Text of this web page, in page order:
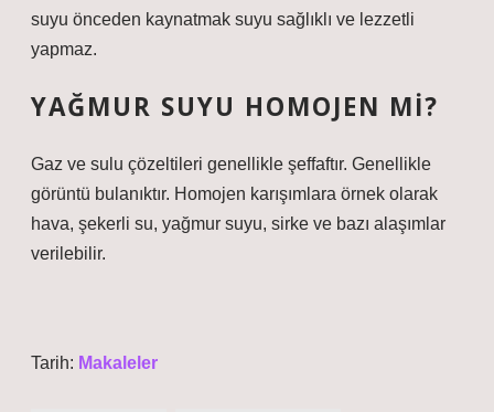
suyu önceden kaynatmak suyu sağlıklı ve lezzetli
yapmaz.
YAĞMUR SUYU HOMOJEN MI?
Gaz ve sulu çözeltileri genellikle şeffaftır. Genellikle
görüntü bulanıktır. Homojen karışımlara örnek olarak
hava, şekerli su, yağmur suyu, sirke ve bazı alaşımlar
verilebilir.
Tarih: Makaleler